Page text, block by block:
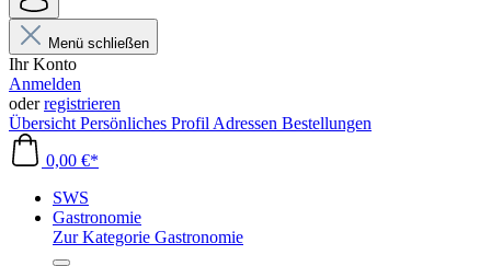
Menü schließen
Ihr Konto
Anmelden
oderregistrieren
Übersicht Persönliches Profil Adressen Bestellungen
0,00 €*
SWS
Gastronomie
Zur Kategorie Gastronomie